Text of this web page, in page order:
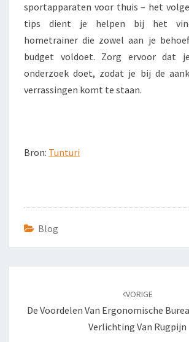
sportapparaten voor thuis – het
tips dient je helpen bij het
hometrainer die zowel aan je
budget voldoet. Zorg ervoor dat
onderzoek doet, zodat je bij de
verrassingen komt te staan.
Bron: Tunturi
Blog
VORIGE
De Voordelen Van Ergonomische
Verlichting Van Rugpijn